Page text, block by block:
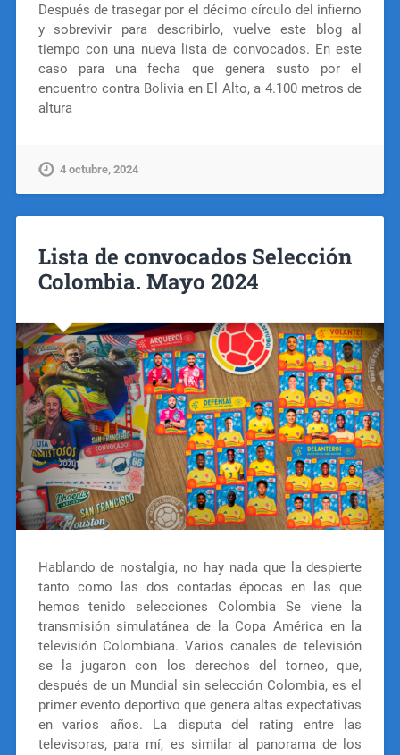
Después de trasegar por el décimo círculo del infierno
y sobrevivir para describirlo, vuelve este blog al
tiempo con una nueva lista de convocados. En este
caso para una fecha que genera susto por el
encuentro contra Bolivia en El Alto, a 4.100 metros de
altura
4 octubre, 2024
Lista de convocados Selección
Colombia. Mayo 2024
Hablando de nostalgia, no hay nada que la despierte
tanto como las dos contadas épocas en las que
hemos tenido selecciones Colombia Se viene la
transmisión simulatánea de la Copa América en la
televisión Colombiana. Varios canales de televisión
se la jugaron con los derechos del torneo, que,
después de un Mundial sin selección Colombia, es el
primer evento deportivo que genera altas expectativas
en varios años. La disputa del rating entre las
televisoras, para mí, es similar al panorama de los